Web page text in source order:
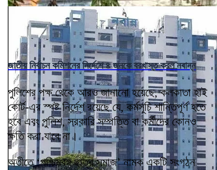
জাতীয় নির্বাচন কমিশনের নির্দেশে ৪ জনকে বরখাস্ত করল নবান্ন
পুলিশের পক্ষ থেকে আরও জানানো হয়েছে, কলকাতা হাই
কোর্ট-এর স্পষ্ট নির্দেশ রয়েছে যে, কর্মসূচি শান্তিপূর্ণ হতে
হবে এবং পুলিশ, সরকারি সম্পত্তি বা কর্মীদের কোনও
ক্ষতি করা যাবে না।
অতীতে ‘পশ্চিমবঙ্গ ছাত্র সমাজ’ নামক একটি সংগঠন